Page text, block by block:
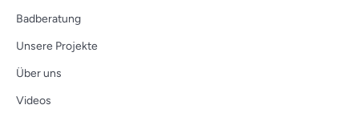
Badberatung
Unsere Projekte
Über uns
Videos